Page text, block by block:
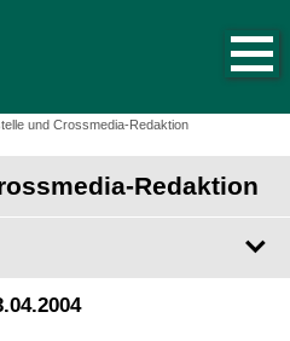
und Crossmedia-Redaktion
Redaktion